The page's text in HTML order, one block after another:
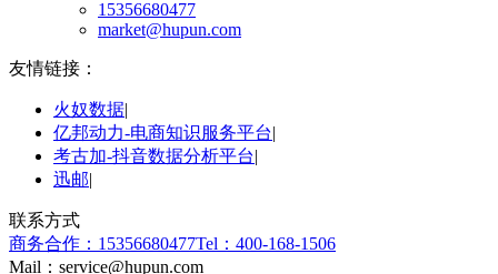
15356680477
market@hupun.com
友情链接：
火奴数据|
亿邦动力-电商知识服务平台|
考古加-抖音数据分析平台|
迅邮|
联系方式
商务合作：15356680477Tel：400-168-1506
Mail：service@hupun.com